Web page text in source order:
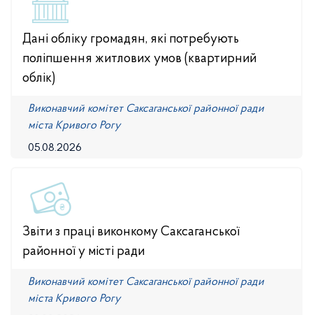
Дані обліку громадян, які потребують
поліпшення житлових умов (квартирний
облік)
05.08.2026
Виконавчий комітет Саксаганської районної ради
міста Кривого Рогу
Звіти з праці виконкому Саксаганської
районної у місті ради
Виконавчий комітет Саксаганської районної ради
міста Кривого Рогу